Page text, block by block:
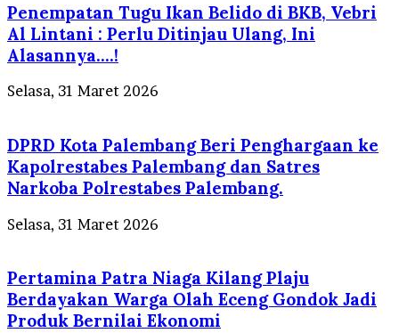
Penempatan Tugu Ikan Belido di BKB, Vebri
Al Lintani : Perlu Ditinjau Ulang, Ini
Alasannya….!
Selasa, 31 Maret 2026
DPRD Kota Palembang Beri Penghargaan ke
Kapolrestabes Palembang dan Satres
Narkoba Polrestabes Palembang.
Selasa, 31 Maret 2026
Pertamina Patra Niaga Kilang Plaju
Berdayakan Warga Olah Eceng Gondok Jadi
Produk Bernilai Ekonomi